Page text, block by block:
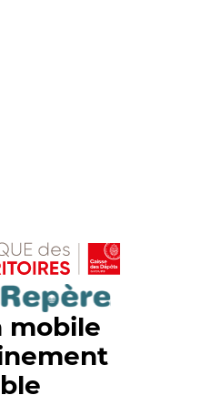
mobile